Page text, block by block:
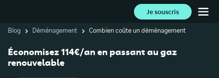
Je souscris
Blog Déménagement Combien coûte un déménagement
Économisez 114€/an en passant au gaz
renouvelable